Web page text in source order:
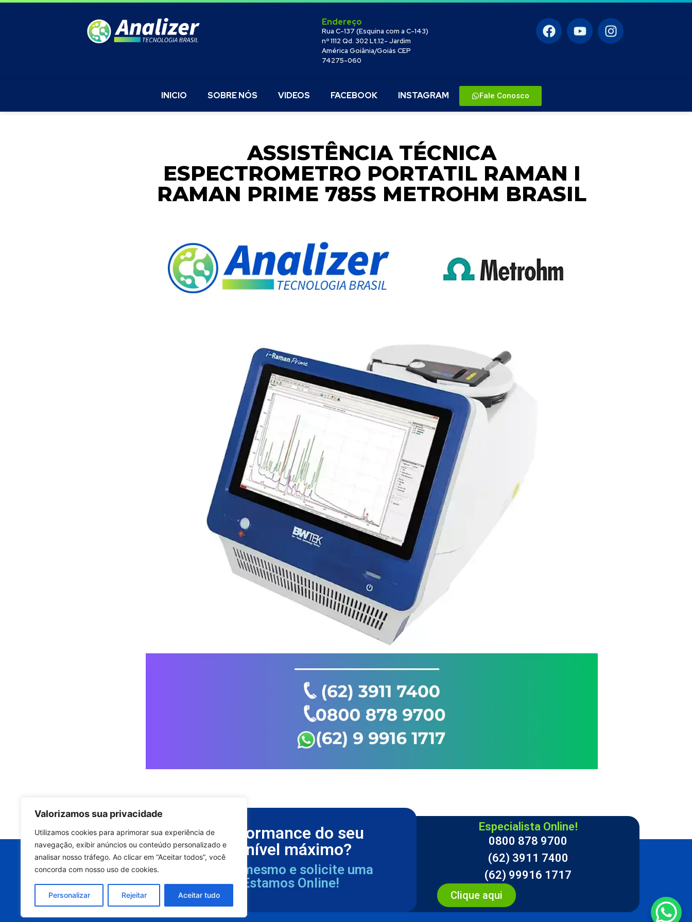
Valorizamos sua privacidade
Utilizamos cookies para aprimorar sua experiência de
navegação, exibir anúncios ou conteúdo personalizado e
analisar nosso tráfego. Ao clicar em “Aceitar todos”, você
concorda com nosso uso de cookies.
Personalizar Rejeitar Aceitar tudo
Endereço
Rua C-137 (Esquina com a C-143)
nº 1112 Qd. 302 Lt.12- Jardim
América Goiânia/Goiás CEP
74275-060
INICIO SOBRE NÓS VIDEOS FACEBOOK INSTAGRAM Fale Conosco
ASSISTÊNCIA TÉCNICA
ESPECTROMETRO PORTATIL RAMAN I
RAMAN PRIME 785S METROHM BRASIL
Quer manter a performance do seu
equipamento em nível máximo?
Entre em contato agora mesmo e solicite uma
avaliação técnica. Estamos Online!
Especialista Online!
0800 878 9700
(62) 3911 7400
(62) 99916 1717
Clique aqui